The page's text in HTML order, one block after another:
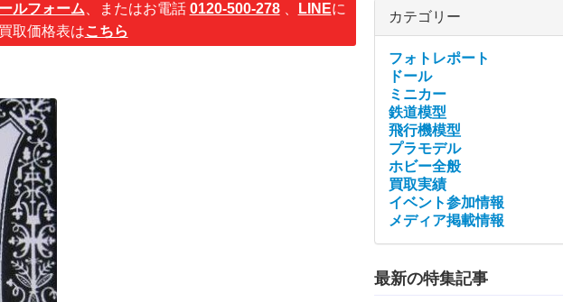
ルフォーム 、またはお電話 0120-500-278、 LINEに
取価格表はこちら
カテゴリー
フォトレポート
ドール
ミニカー
鉄道模型
飛行機模型
プラモデル
ホビー全般
買取実績
イベント参加情報
メディア掲載情報
最新の特集記事